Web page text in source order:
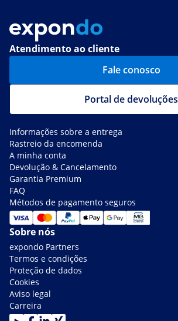
Atendimento ao cliente
Fale conosco
Portal de devoluções
Informações sobre a entrega
Rastreio da encomenda
A minha conta
Devolução & Cancelamento
Garantia Premium
FAQ
Métodos de pagamento seguros
Sobre nós
expondo Partners
Termos e condições
Proteção de dados
Cookies
Aviso legal
Carreira